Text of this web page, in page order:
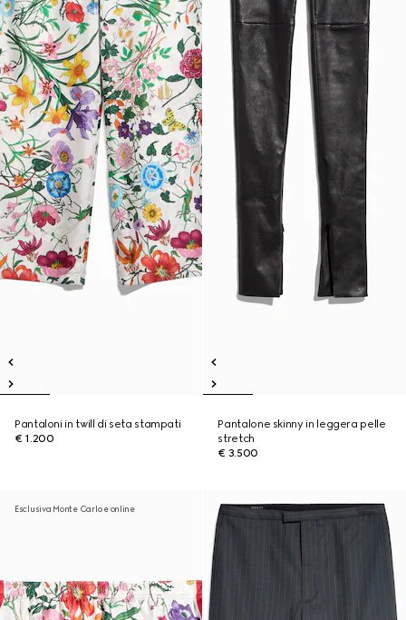
Pantaloni in twill di seta stampati
€ 1.200
Pantalone skinny in leggera pelle
stretch
€ 3.500
Esclusiva Monte Carlo e online